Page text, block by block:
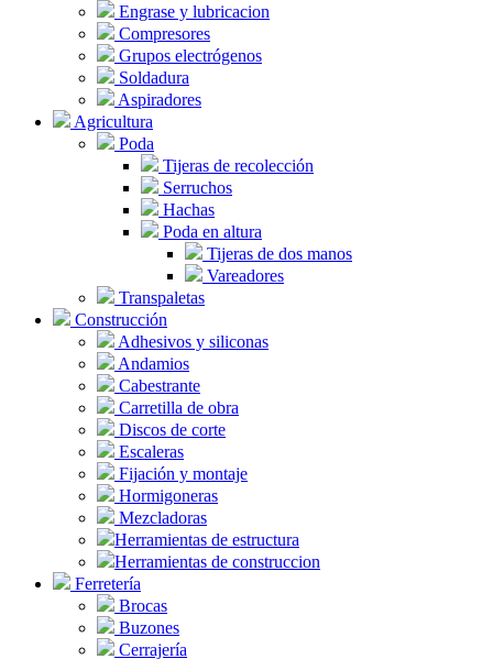
Engrase y lubricacion
Compresores
Grupos electrógenos
Soldadura
Aspiradores
Agricultura
Poda
Tijeras de recolección
Serruchos
Hachas
Poda en altura
Tijeras de dos manos
Vareadores
Transpaletas
Construcción
Adhesivos y siliconas
Andamios
Cabestrante
Carretilla de obra
Discos de corte
Escaleras
Fijación y montaje
Hormigoneras
Mezcladoras
Herramientas de estructura
Herramientas de construccion
Ferretería
Brocas
Buzones
Cerrajería